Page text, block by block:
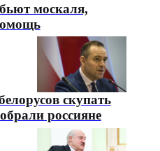
москаля,
скупать
россияне